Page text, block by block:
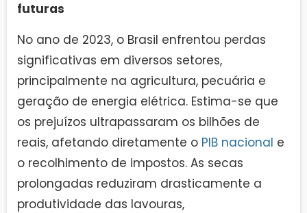
futuras
No ano de 2023, o Brasil enfrentou perdas
significativas em diversos setores,
principalmente na agricultura, pecuária e
geração de energia elétrica. Estima-se que
os prejuízos ultrapassaram os bilhões de
reais, afetando diretamente o PIB nacional e
o recolhimento de impostos. As secas
prolongadas reduziram drasticamente a
produtividade das lavouras,